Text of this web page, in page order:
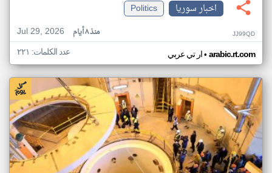
اخبار سوريا
Politics
Jul 29, 2026
منذ ٨ أيام JJ99QD
ار تي عربي• arabic.rt.com عدد الكلمات: ٢٢١